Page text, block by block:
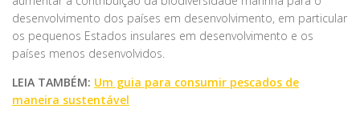
desenvolvimento dos países em desenvolvimento, em particular
os pequenos Estados insulares em desenvolvimento e os
países menos desenvolvidos.
LEIA TAMBÉM: Um guia para consumir pescados de
maneira sustentável